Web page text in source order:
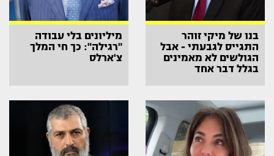
בנו של מיקי זוהר
התגייס לגבעתי - אבל
הגולשים לא מאמינים
בגלל דבר אחד
מיליונים בלי עבודה
"רגילה": כך חי המלך
צ'ארלס